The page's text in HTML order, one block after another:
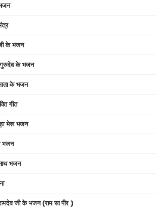
के भजन
गुरुदेव के भजन
माता के भजन
गीत
भेरू भजन
भजन
भजन
रामदेव जी के भजन (राम सा पीर )